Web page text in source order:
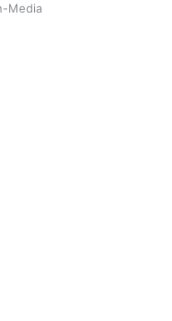
Media